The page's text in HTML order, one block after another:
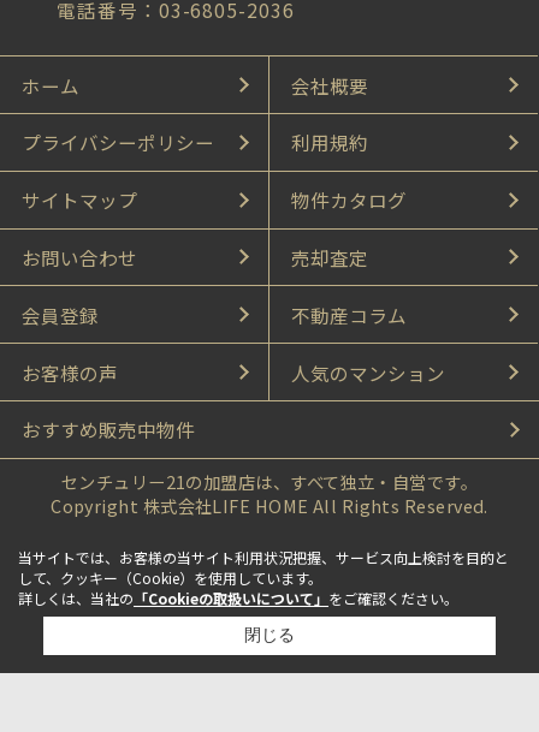
電話番号：03-6805-2036
ホーム 会社概要
プライバシーポリシー 利用規約
サイトマップ 物件カタログ
お問い合わせ 売却査定
会員登録 不動産コラム
お客様の声 人気のマンション
おすすめ販売中物件
センチュリー21の加盟店は、すべて独立・自営です。
Copyright 株式会社LIFE HOME All Rights Reserved.
当サイトでは、お客様の当サイト利用状況把握、サービス向上検討を目的と
して、クッキー（Cookie）を使用しています。
詳しくは、当社の 「Cookieの取扱いについて」 をご確認ください。
閉じる